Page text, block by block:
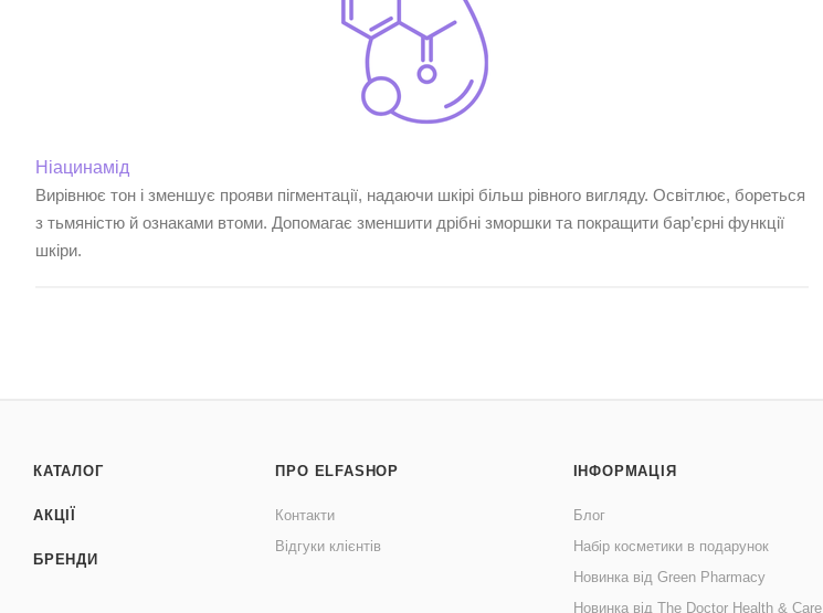
Ніацинамід
Вирівнює тон і зменшує прояви пігментації, надаючи шкірі більш рівного вигляду. Освітлює, бореться
з тьмяністю й ознаками втоми. Допомагає зменшити дрібні зморшки та покращити бар’єрні функції
шкіри.
КАТАЛОГ
АКЦІЇ
БРЕНДИ
ПРО ELFASHOP
Контакти
Відгуки клієнтів
ІНФОРМАЦІЯ
Блог
Набір косметики в подарунок
Новинка від Green Pharmacy
Новинка від The Doctor Health & Care